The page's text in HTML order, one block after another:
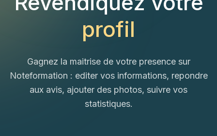
profil
Gagnez la maitrise de votre presence sur
Noteformation : editer vos informations, repondre
aux avis, ajouter des photos, suivre vos
statistiques.